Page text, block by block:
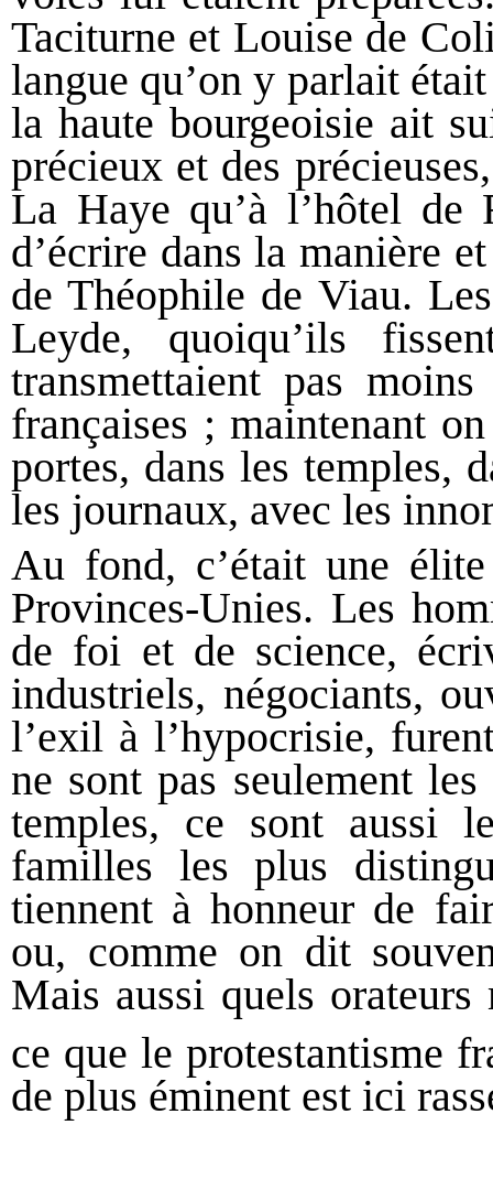
Taciturne et Louise de
langue qu’on y parlait
la haute bourgeoisie ait
précieux et des
La Haye qu’à l’hôtel de
d’écrire dans la manière
de Théophile de Viau.
Leyde, quoiqu’ils
transmettaient pas
françaises ; maintenant
portes, dans les temples,
les journaux, avec les
Au fond, c’était une
Provinces-Unies. Les
de foi et de science,
industriels, négociants,
l’exil à l’hypocrisie,
ne sont pas seulement
temples, ce sont aussi
familles les plus
tiennent à honneur de
ou, comme on dit
Mais aussi quels
ce que le protestantisme
de plus éminent est ici